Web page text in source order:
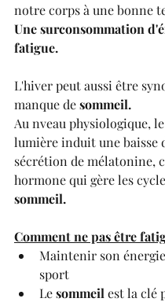
notre corps à une bonne
Une surconsommation
fatigue.
L'hiver peut aussi être
manque de sommeil.
Au nveau physiologique,
lumière induit une baisse
sécrétion de mélatonine,
hormone qui gère les
sommeil.
Comment ne pas être
Maintenir son
sport
Le sommeil est la clé